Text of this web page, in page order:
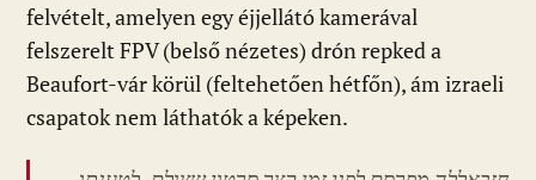
felvételt, amelyen egy éjjellátó kamerával
felszerelt FPV (belső nézetes) drón repked a
Beaufort-vár körül (feltehetően hétfőn), ám izraeli
csapatok nem láthatók a képeken.